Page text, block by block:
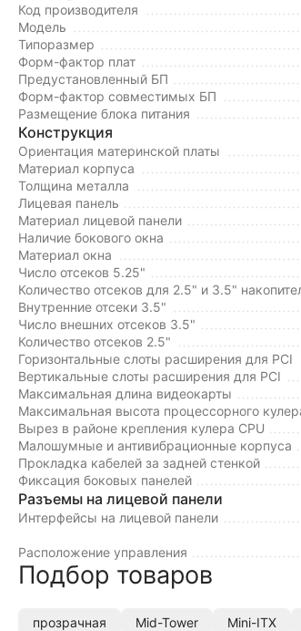
Код производителя
Модель
Типоразмер
Форм-фактор плат
Предустановленный БП
Форм-фактор совместимых БП
Размещение блока питания
Конструкция
Ориентация материнской платы
Материал корпуса
Толщина металла
Лицевая панель
Материал лицевой панели
Наличие бокового окна
Материал окна
Число отсеков 5.25"
Количество отсеков для 2.5" и 3.5"
Внутренние отсеки 3.5"
Число внешних отсеков 3.5"
Количество отсеков 2.5"
Горизонтальные слоты расширения для PCI
Вертикальные слоты расширения для PCI
Максимальная длина видеокарты
Максимальная высота процессорного
Вырез в районе крепления кулера CPU
Малошумные и антивибрационные корпуса
Прокладка кабелей за задней стенкой
Фиксация боковых панелей
Разъемы на лицевой панели
Интерфейсы на лицевой панели
Расположение управления
Подбор товаров
прозрачная Mid-Tower Mini-ITX